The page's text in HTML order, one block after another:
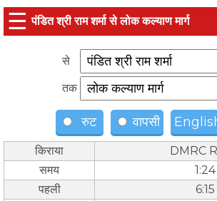
☰ पंडित श्री राम शर्मा से लोक कल्याण मार्ग
से
तक
रुट वापसी
किराया
DMRC
समय
1:24
पहली
6:15